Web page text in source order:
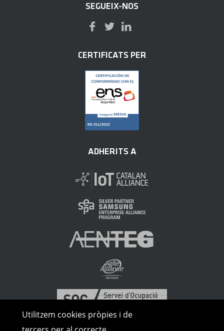
Utilitzem cookies pròpies i de
SEGUEIX-NOS
CERTIFICATS PER
ADHERITS A